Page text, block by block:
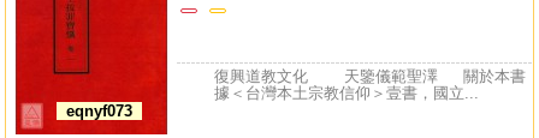
eqnyf073
復興道教文化 天鑒儀範聖澤 關於本書
據＜台灣本土宗教信仰＞壹書，國立...